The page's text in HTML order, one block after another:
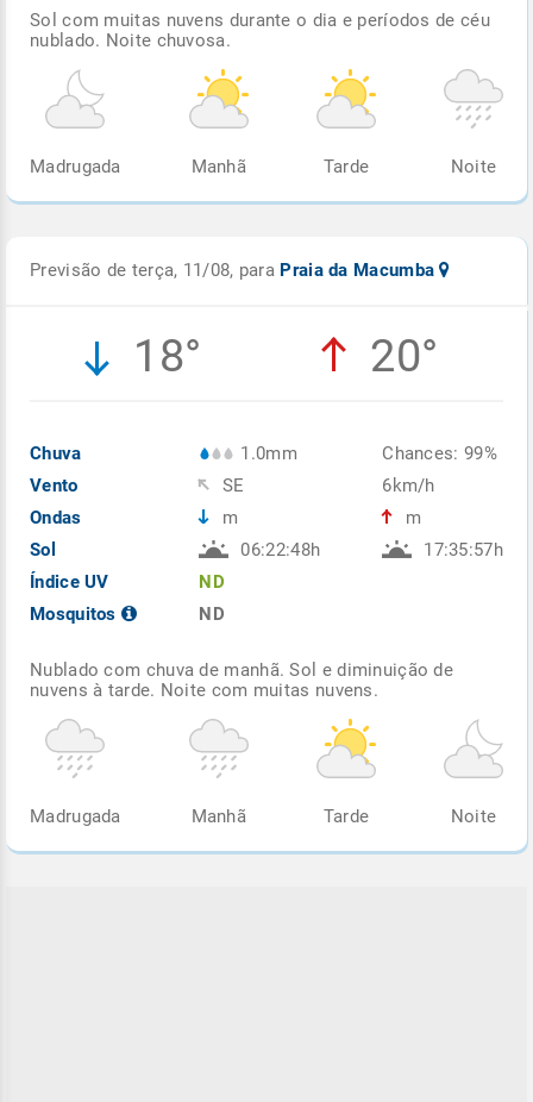
Sol com muitas nuvens durante o dia e períodos de céu
nublado. Noite chuvosa.
Madrugada Manhã Tarde Noite
Previsão de terça, 11/08, para Praia da Macumba
18° 20°
Chuva
Vento
Ondas
Sol
Índice UV
Mosquitos
1.0mm
SE
m
06:22:48h
ND
ND
Chances: 99%
6km/h
m
17:35:57h
Nublado com chuva de manhã. Sol e diminuição de
nuvens à tarde. Noite com muitas nuvens.
Madrugada Manhã Tarde Noite